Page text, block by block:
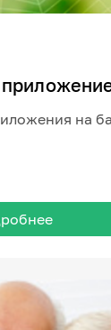
на